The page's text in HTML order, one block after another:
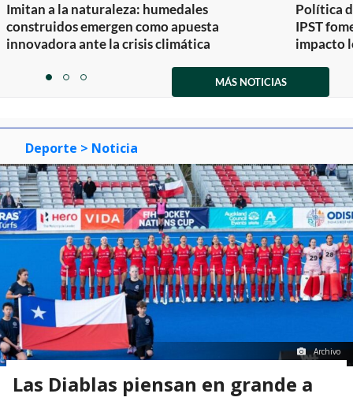
Imitan a la naturaleza: humedales
construidos emergen como apuesta
innovadora ante la crisis climática
Política
IPST
impacto
itemitemitem
MÁS NOTICIAS
Deporte > Noticia
Archivo
Las Diablas piensan en grande a